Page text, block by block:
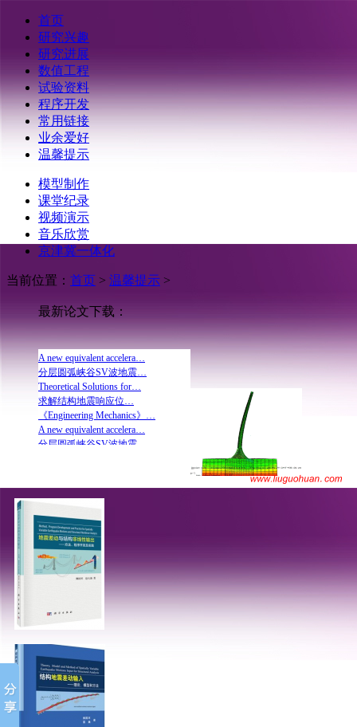
首页
研究兴趣
研究进展
数值工程
试验资料
程序开发
常用链接
业余爱好
温馨提示
模型制作
课堂纪录
视频演示
音乐欣赏
京津冀一体化
当前位置： 首页 > 温馨提示 >
最新论文下载：
《Engineering Mechanics》…
A new equivalent accelera…
分层圆弧峡谷SV波地震…
Theoretical Solutions for…
Variable seismic motions …
基于state-space-split法的…
考虑半覆水圆弧相变…
A new equivalent accelera…
分层圆弧峡谷SV波地震…
Theoretical Solutions for…
求解结构地震响应位…
《Engineering Mechanics》…
A new equivalent accelera…
分层圆弧峡谷SV波地震…
考虑半覆水圆弧相变…
求解结构地震响应位…
《Engineering Mechanics》…
A new equivalent accelera…
分层圆弧峡谷SV波地震…
求解结构地震响应位…